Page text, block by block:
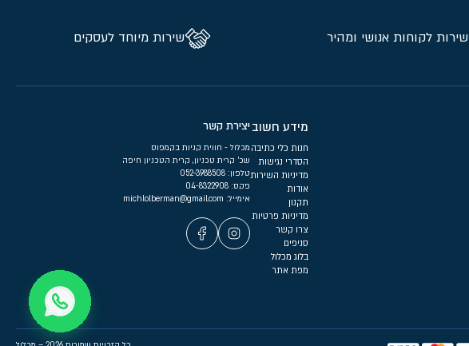
שירות לקוחות אנושי ומהיר שירות מיוחד לעסקים
מידע חשוב
חנות כלי כתיבה
הסדרי נגישות
מדיניות השירות
אודות
תקנון
מדיניות פרטיות
צרו קשר
סניפים
בלוג מכלול
מפת אתר
יצירת קשר
מכלול - חווית קניות בקמפוס
שכ’ קרית טכניון, קרית הטכניון חיפה
טלפון:
פקס: 04-8322908
אימייל: